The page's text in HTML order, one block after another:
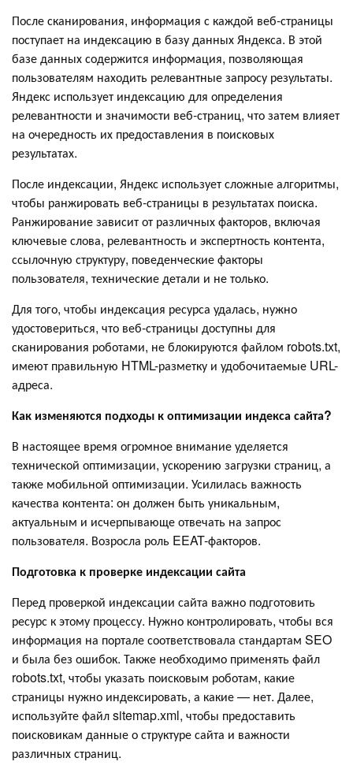
После сканирования, информация с каждой веб-страницы
поступает на индексацию в базу данных Яндекса. В этой
базе данных содержится информация, позволяющая
пользователям находить релевантные запросу результаты.
Яндекс использует индексацию для определения
релевантности и значимости веб-страниц, что затем влияет
на очередность их предоставления в поисковых
результатах.
После индексации, Яндекс использует сложные алгоритмы,
чтобы ранжировать веб-страницы в результатах поиска.
Ранжирование зависит от различных факторов, включая
ключевые слова, релевантность и экспертность контента,
ссылочную структуру, поведенческие факторы
пользователя, технические детали и не только.
Для того, чтобы индексация ресурса удалась, нужно
удостовериться, что веб-страницы доступны для
сканирования роботами, не блокируются файлом robots.txt,
имеют правильную HTML-разметку и удобочитаемые URL-
адреса.
Как изменяются подходы к оптимизации индекса сайта?
В настоящее время огромное внимание уделяется
технической оптимизации, ускорению загрузки страниц, а
также мобильной оптимизации. Усилилась важность
качества контента: он должен быть уникальным,
актуальным и исчерпывающе отвечать на запрос
пользователя. Возросла роль EEAT-факторов.
Подготовка к проверке индексации сайта
Перед проверкой индексации сайта важно подготовить
ресурс к этому процессу. Нужно контролировать, чтобы вся
информация на портале соответствовала стандартам SEO
и была без ошибок. Также необходимо применять файл
robots.txt, чтобы указать поисковым роботам, какие
страницы нужно индексировать, а какие — нет. Далее,
используйте файл sitemap.xml, чтобы предоставить
поисковикам данные о структуре сайта и важности
различных страниц.